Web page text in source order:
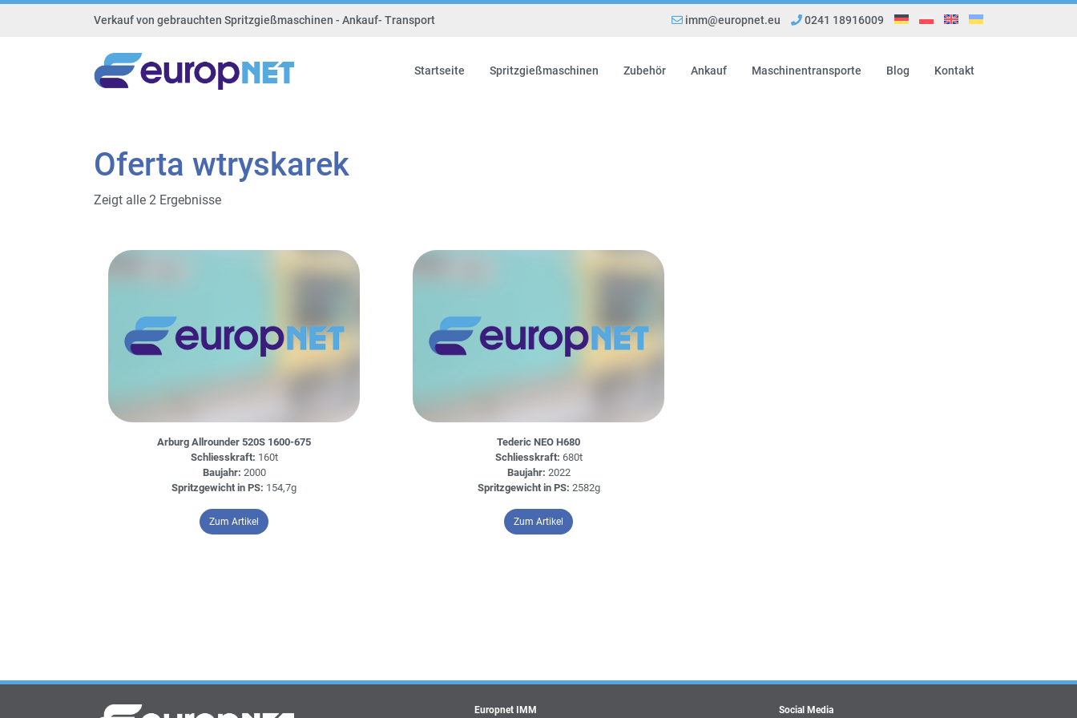
Verkauf von gebrauchten Spritzgießmaschinen - Ankauf- Transport imm@europnet.eu 0241 18916009
Startseite Spritzgießmaschinen Zubehör Ankauf Maschinentransporte Blog Kontakt
Oferta wtryskarek
Zeigt alle 2 Ergebnisse
Arburg Allrounder 520S 1600-675
Schliesskraft: 160t
Baujahr: 2000
Spritzgewicht in PS: 154,7g
Zum Artikel – Arburg Allrounder 520S 1600-675
Tederic NEO H680
Schliesskraft: 680t
Baujahr: 2022
Spritzgewicht in PS: 2582g
Zum Artikel – Tederic NEO H680
Europnet IMM Social Media